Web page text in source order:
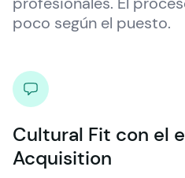
poco según el puesto.
Cultural Fit con el
Acquisition